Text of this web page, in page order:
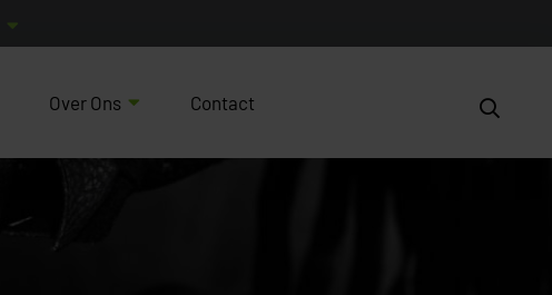
Over Ons Contact